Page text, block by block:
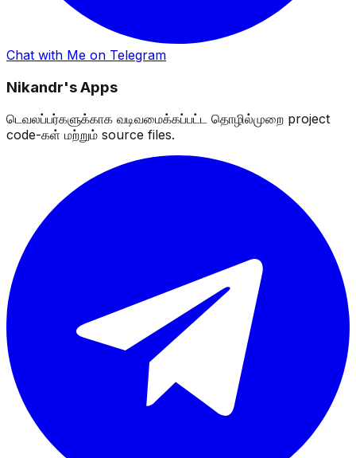
Chat with Me on Telegram
Nikandr's Apps
டெவலப்பர்களுக்காக வடிவமைக்கப்பட்ட தொழில்முறை project
code-கள் மற்றும் source files.